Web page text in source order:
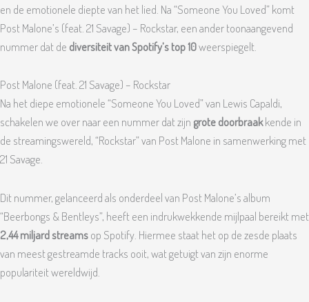
en de emotionele diepte van het lied. Na “Someone You Loved” komt
Post Malone’s (feat. 21 Savage) – Rockstar, een ander toonaangevend
nummer dat de diversiteit van Spotify’s top 10weerspiegelt.
Post Malone (feat. 21 Savage) – Rockstar
Na het diepe emotionele “Someone You Loved” van Lewis Capaldi,
schakelen we over naar een nummer dat zijn grote doorbraakkende in
de streamingswereld, “Rockstar” van Post Malone in samenwerking met
21 Savage.
Dit nummer, gelanceerd als onderdeel van Post Malone’s album
“Beerbongs & Bentleys”, heeft een indrukwekkende mijlpaal bereikt met
2,44 miljard streamsop Spotify. Hiermee staat het op de zesde plaats
van meest gestreamde tracks ooit, wat getuigt van zijn enorme
populariteit wereldwijd.